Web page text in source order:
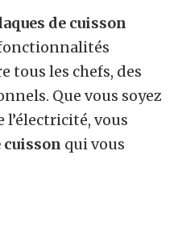
de cuisson
tous les chefs, des
Que vous soyez
l’électricité, vous
cuisson qui vous